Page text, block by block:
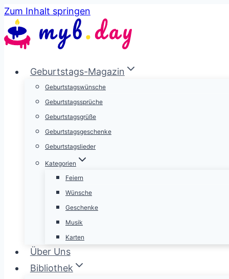
Zum Inhalt springen
Geburtstags-Magazin
Geburtstagswünsche
Geburtstagssprüche
Geburtstagsgrüße
Geburtstagsgeschenke
Geburtstagslieder
Kategorien
Feiern
Wünsche
Geschenke
Musik
Karten
Über Uns
Bibliothek